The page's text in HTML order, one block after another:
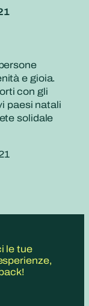
e gioia.
con gli
paesi natali
solidale
le tue